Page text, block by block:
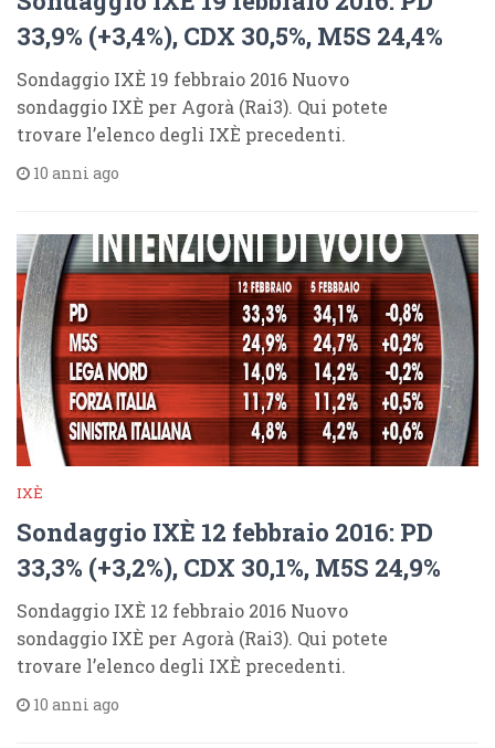
33,9% (+3,4%), CDX 30,5%, M5S 24,4%
Sondaggio IXÈ 19 febbraio 2016 Nuovo
sondaggio IXÈ per Agorà (Rai3). Qui potete
trovare l’elenco degli IXÈ precedenti.
10 anni ago
IXÈ
Sondaggio IXÈ 12 febbraio 2016: PD
33,3% (+3,2%), CDX 30,1%, M5S 24,9%
Sondaggio IXÈ 12 febbraio 2016 Nuovo
sondaggio IXÈ per Agorà (Rai3). Qui potete
trovare l’elenco degli IXÈ precedenti.
10 anni ago